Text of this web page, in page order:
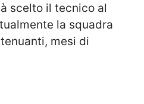
scelto il tecnico al
la squadra
mesi di